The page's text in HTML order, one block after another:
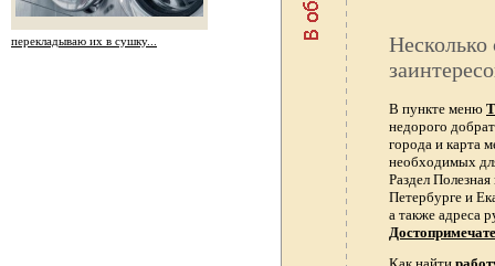
перекладываю их в сушку...
Несколько
В пункте меню
недорого
города и карта
необходимых
Раздел
Петербурге и
а также адреса